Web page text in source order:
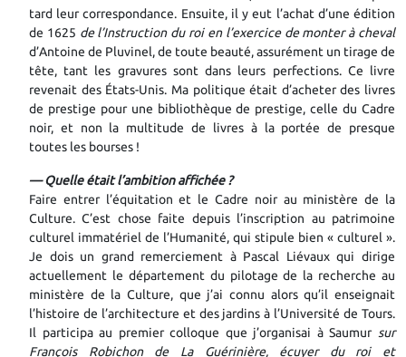
tard leur correspondance. Ensuite, il y eut l’achat d’une édition
de 1625 de l’Instruction du roi en l’exercice de monter à cheval
d’Antoine de Pluvinel, de toute beauté, assurément un tirage de
tête, tant les gravures sont dans leurs perfections. Ce livre
revenait des États-Unis. Ma politique était d’acheter des livres
de prestige pour une bibliothèque de prestige, celle du Cadre
noir, et non la multitude de livres à la portée de presque
toutes les bourses !
— Quelle était l’ambition affichée ?
Faire entrer l’équitation et le Cadre noir au ministère de la
Culture. C’est chose faite depuis l’inscription au patrimoine
culturel immatériel de l’Humanité, qui stipule bien « culturel ».
Je dois un grand remerciement à Pascal Liévaux qui dirige
actuellement le département du pilotage de la recherche au
ministère de la Culture, que j’ai connu alors qu’il enseignait
l’histoire de l’architecture et des jardins à l’Université de Tours.
Il participa au premier colloque que j’organisai à Saumur sur
François Robichon de La Guérinière, écuyer du roi et